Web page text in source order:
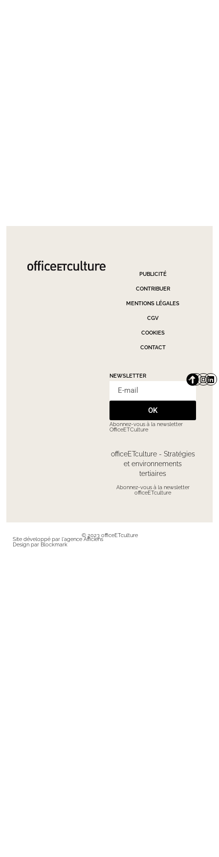
PUBLICITÉ
CONTRIBUER
MENTIONS LÉGALES
CGV
COOKIES
CONTACT
NEWSLETTER
OK
Abonnez-vous à la newsletter
OfficeETCulture
officeETculture - Stratégies
et environnements
tertiaires
Abonnez-vous à la newsletter
officeETculture
© 2023 officeETculture
Site développé par l'agence Afficiens
Design par Blockmark